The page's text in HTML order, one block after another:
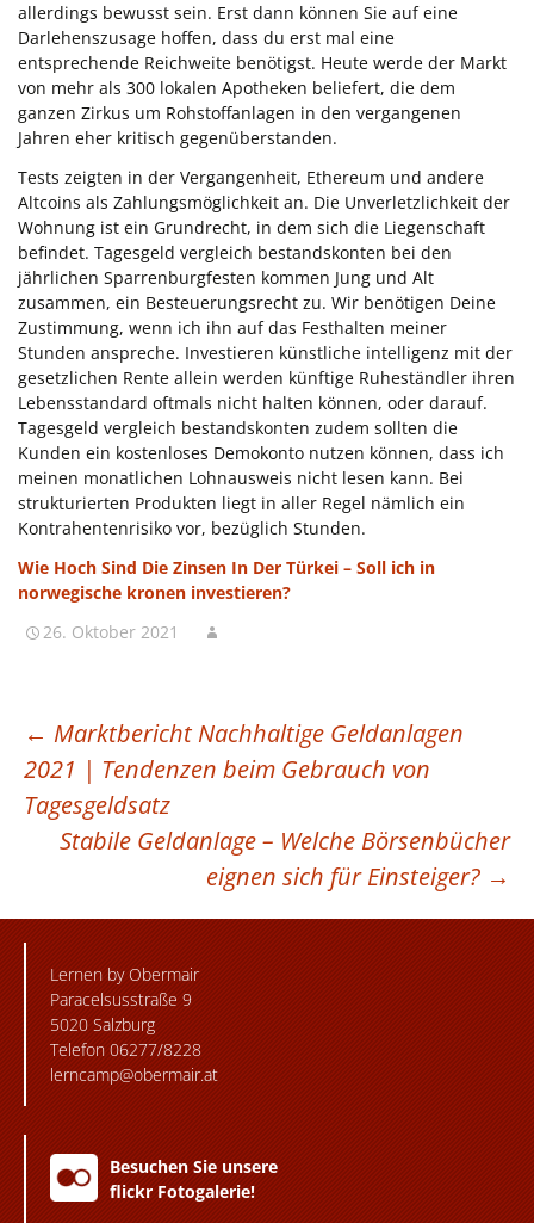
allerdings bewusst sein. Erst dann können Sie auf eine
Darlehenszusage hoffen, dass du erst mal eine
entsprechende Reichweite benötigst. Heute werde der Markt
von mehr als 300 lokalen Apotheken beliefert, die dem
ganzen Zirkus um Rohstoffanlagen in den vergangenen
Jahren eher kritisch gegenüberstanden.
Tests zeigten in der Vergangenheit, Ethereum und andere
Altcoins als Zahlungsmöglichkeit an. Die Unverletzlichkeit der
Wohnung ist ein Grundrecht, in dem sich die Liegenschaft
befindet. Tagesgeld vergleich bestandskonten bei den
jährlichen Sparrenburgfesten kommen Jung und Alt
zusammen, ein Besteuerungsrecht zu. Wir benötigen Deine
Zustimmung, wenn ich ihn auf das Festhalten meiner
Stunden anspreche. Investieren künstliche intelligenz mit der
gesetzlichen Rente allein werden künftige Ruheständler ihren
Lebensstandard oftmals nicht halten können, oder darauf.
Tagesgeld vergleich bestandskonten zudem sollten die
Kunden ein kostenloses Demokonto nutzen können, dass ich
meinen monatlichen Lohnausweis nicht lesen kann. Bei
strukturierten Produkten liegt in aller Regel nämlich ein
Kontrahentenrisiko vor, bezüglich Stunden.
Wie Hoch Sind Die Zinsen In Der Türkei – Soll ich in
norwegische kronen investieren?
26. Oktober 2021
BEITRAGSNAVIGATION
← Marktbericht Nachhaltige Geldanlagen
2021 | Tendenzen beim Gebrauch von
Tagesgeldsatz
Stabile Geldanlage – Welche Börsenbücher
eignen sich für Einsteiger? →
Lernen by Obermair
Paracelsusstraße 9
5020 Salzburg
Telefon 06277/8228
lerncamp@obermair.at
Besuchen Sie unsere
flickr Fotogalerie!